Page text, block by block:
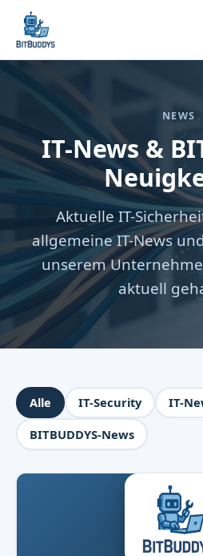
NEWS
IT-News &
Aktuelle IT-
allgemeine IT-News
unserem
aktuell
Alle IT-Security
IT-
BITBUDDYS-News